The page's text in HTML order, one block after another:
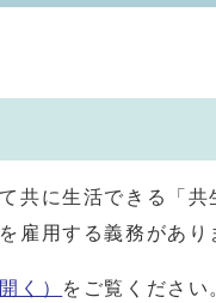
共に生活できる「
雇用する義務があり
く） をご覧ください